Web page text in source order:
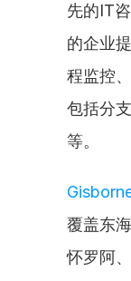
先的IT
的企业
程监控
包括分
等。
覆盖东
怀罗阿